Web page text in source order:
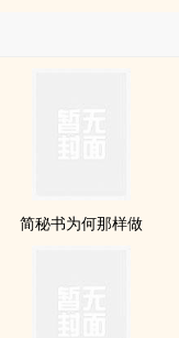
简秘书为何那样做